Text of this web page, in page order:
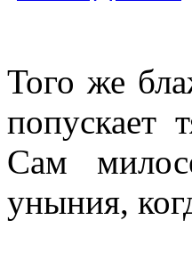
Того же
попускает
Сам
уныния,